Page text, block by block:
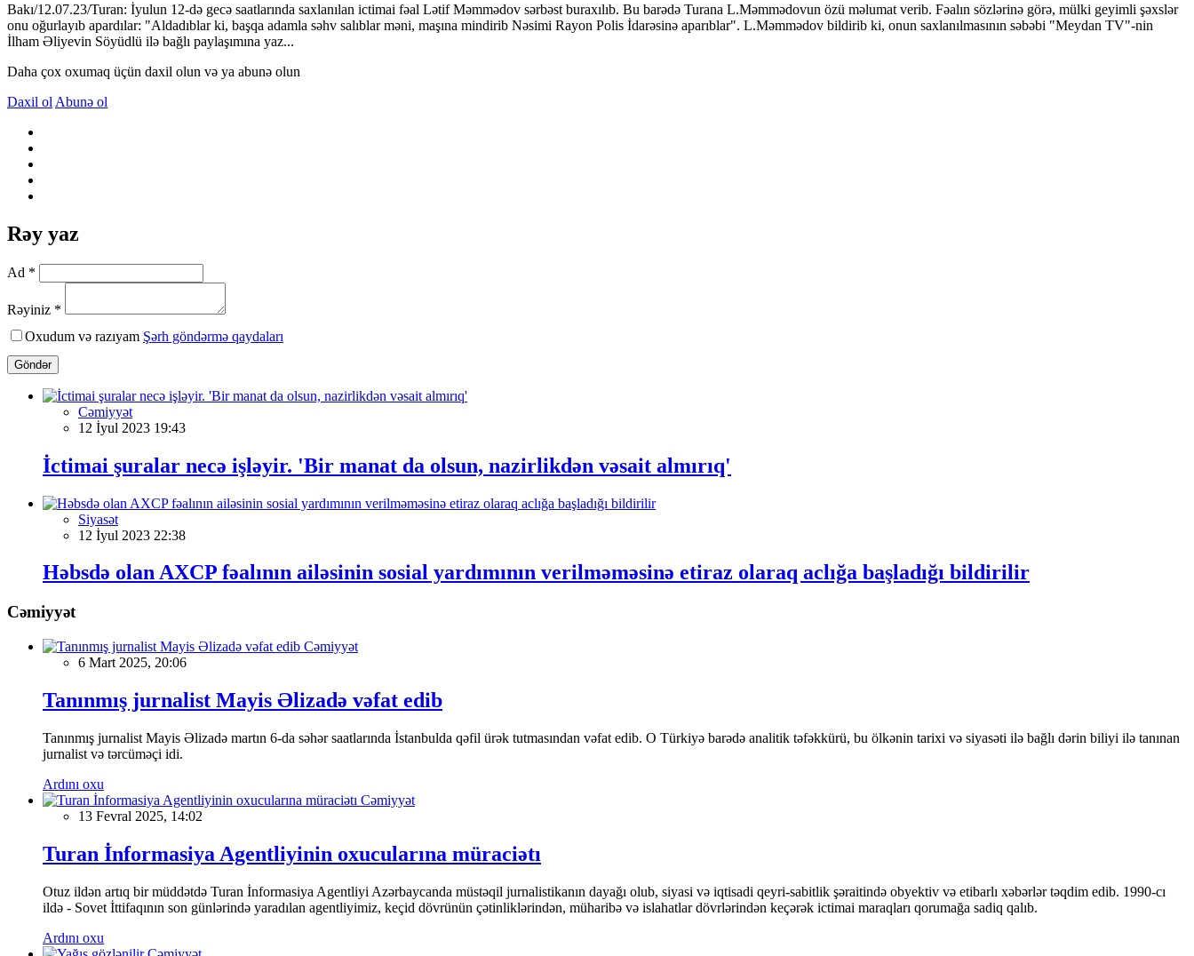
Bakı/12.07.23/Turan: İyulun 12-də gecə saatlarında saxlanılan ictimai fəal Lətif Məmmədov sərbəst buraxılıb. Bu barədə Turana L.Məmmədovun özü məlumat verib. Fəalın sözlərinə görə, mülki geyimli şəxslər
onu oğurlayıb apardılar: "Aldadıblar ki, başqa adamla səhv salıblar məni, maşına mindirib Nəsimi Rayon Polis İdarəsinə aparıblar". L.Məmmədov bildirib ki, onun saxlanılmasının səbəbi "Meydan TV"-nin
İlham Əliyevin Söyüdlü ilə bağlı paylaşımına yaz...
Daha çox oxumaq üçün daxil olun və ya abunə olun
Daxil ol Abunə ol
Rəy yaz
Ad *
Rəyiniz *
Oxudum və razıyam Şərh göndərmə qaydaları
Göndər
Cəmiyyət
12 İyul 2023 19:43
İctimai şuralar necə işləyir. 'Bir manat da olsun, nazirlikdən vəsait almırıq'
Siyasət
12 İyul 2023 22:38
Həbsdə olan AXCP fəalının ailəsinin sosial yardımının verilməməsinə etiraz olaraq aclığa başladığı bildirilir
Cəmiyyət
Cəmiyyət
6 Mart 2025, 20:06
Tanınmış jurnalist Mayis Əlizadə vəfat edib
Tanınmış jurnalist Mayis Əlizadə martın 6-da səhər saatlarında İstanbulda qəfil ürək tutmasından vəfat edib. O Türkiyə barədə analitik təfəkkürü, bu ölkənin tarixi və siyasəti ilə bağlı dərin biliyi ilə tanınan
jurnalist və tərcüməçi idi.
Ardını oxu
Cəmiyyət
13 Fevral 2025, 14:02
Turan İnformasiya Agentliyinin oxucularına müraciətı
Otuz ildən artıq bir müddətdə Turan İnformasiya Agentliyi Azərbaycanda müstəqil jurnalistikanın dayağı olub, siyasi və iqtisadi qeyri-sabitlik şəraitində obyektiv və etibarlı xəbərlər təqdim edib. 1990-cı
ildə - Sovet İttifaqının son günlərində yaradılan agentliyimiz, keçid dövrünün çətinliklərindən, müharibə və islahatlar dövrlərindən keçərək ictimai maraqları qorumağa sadiq qalıb.
Ardını oxu